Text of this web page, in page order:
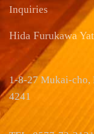
Inquiries
Hida Furukawa
1-8-27 Mukai-cho,
4241